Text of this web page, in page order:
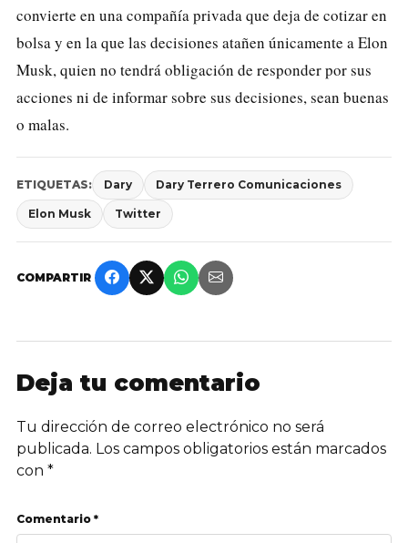
convierte en una compañía privada que deja de cotizar en
bolsa y en la que las decisiones atañen únicamente a Elon
Musk, quien no tendrá obligación de responder por sus
acciones ni de informar sobre sus decisiones, sean buenas
o malas.
ETIQUETAS: Dary Dary Terrero Comunicaciones
Elon Musk Twitter
COMPARTIR
Deja tu comentario
Tu dirección de correo electrónico no será
publicada. Los campos obligatorios están marcados
con *
Comentario *